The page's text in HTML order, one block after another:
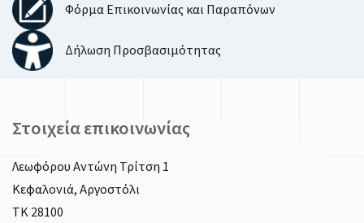
Φόρμα Επικοινωνίας και Παραπόνων
Δήλωση Προσβασιμότητας
Στοιχεία επικοινωνίας
Λεωφόρου Αντώνη Τρίτση 1
Κεφαλονιά, Αργοστόλι
ΤΚ 28100